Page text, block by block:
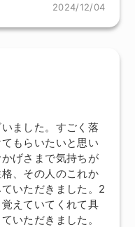
2024/12/04
ました。すごく落
もらいたいと思い
げさまで気持ちが
、その人のこれか
いただきました。2
えていてくれて具
いただきました。